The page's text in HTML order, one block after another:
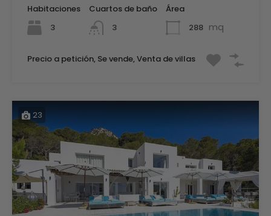
Habitaciones
3
Cuartos de baño
3
Área
288 mq
Precio a petición, Se vende, Venta de villas
23